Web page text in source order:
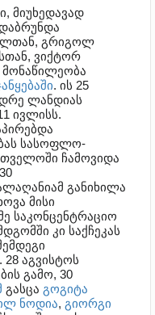
მიუხედავად
გრიგოლ
ვიქტორ
. ის 25
ლანდიას
ივლისს.
სასოფლო-
ჩამოვიდა
განიხილა
მისი
საკონცენტრაციო
კი საქჩეკას
აგვისტოს
გამო, 30
გასცა გოგიტა
ნოდია, გიორგი